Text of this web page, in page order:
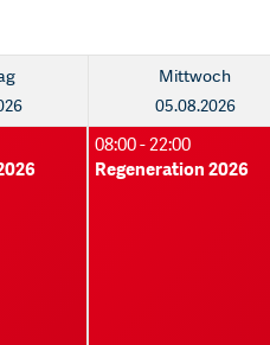
Mittwoch
05.08.2026
08:00 - 22:00
Regeneration 2026